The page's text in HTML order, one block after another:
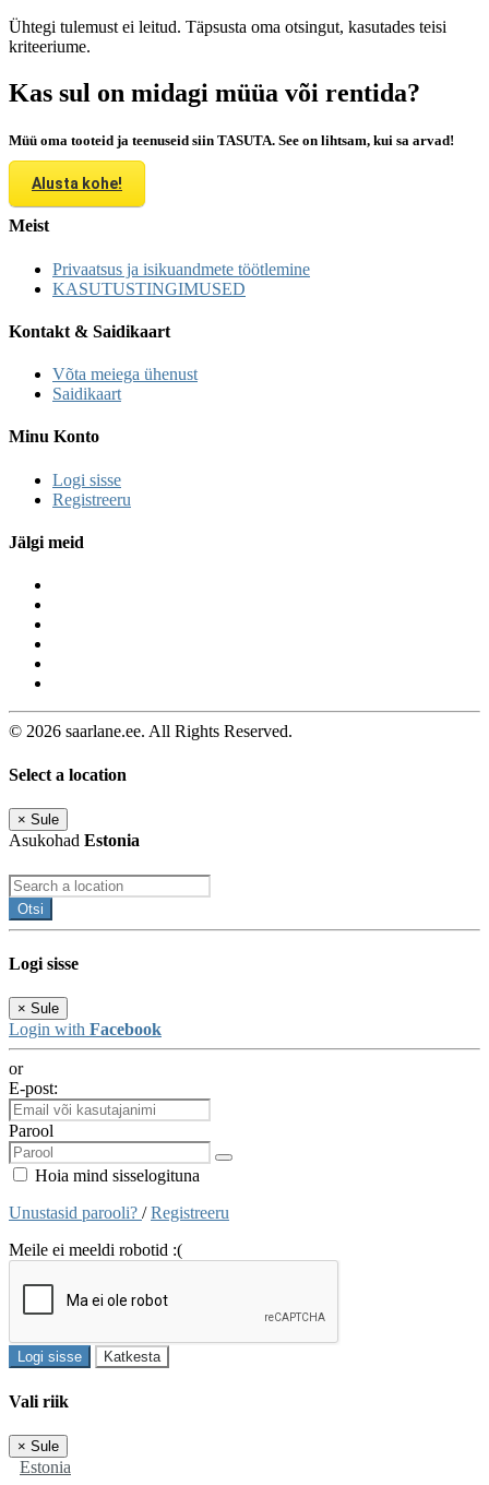
Ühtegi tulemust ei leitud. Täpsusta oma otsingut, kasutades teisi
kriteeriume.
Kas sul on midagi müüa või rentida?
Müü oma tooteid ja teenuseid siin TASUTA. See on lihtsam, kui sa arvad!
Alusta kohe!
Meist
Privaatsus ja isikuandmete töötlemine
KASUTUSTINGIMUSED
Kontakt & Saidikaart
Võta meiega ühenust
Saidikaart
Minu Konto
Logi sisse
Registreeru
Jälgi meid
© 2026 saarlane.ee. All Rights Reserved.
Select a location
× Sule
Asukohad Estonia
Otsi
Logi sisse
× Sule
Login with Facebook
or
E-post:
Parool
Hoia mind sisselogituna
Unustasid parooli? /Registreeru
Meile ei meeldi robotid :(
Logi sisse Katkesta
Vali riik
× Sule
Estonia